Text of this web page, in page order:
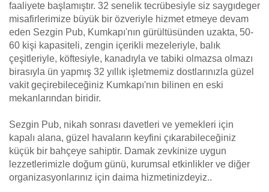
faaliyete başlamıştır. 32 senelik tecrübesiyle siz saygıdeger
misafirlerimize büyük bir özveriyle hizmet etmeye devam
eden Sezgin Pub, Kumkapı'nın gürültüsünden uzakta, 50-
60 kişi kapasiteli, zengin içerikli mezeleriyle, balık
çeşitleriyle, köftesiyle, kanadıyla ve tabiki olmazsa olmazı
birasıyla ün yapmış 32 yıllık işletmemiz dostlarınızla güzel
vakit geçirebileceğiniz Kumkapı'nın bilinen en eski
mekanlarından biridir.
Sezgin Pub, nikah sonrası davetleri ve yemekleri için
kapalı alana, güzel havaların keyfini çıkarabileceğiniz
küçük bir bahçeye sahiptir. Damak zevkinize uygun
lezzetlerimizle doğum günü, kurumsal etkinlikler ve diğer
organizasyonlarınız için daima hizmetinizdeyiz..